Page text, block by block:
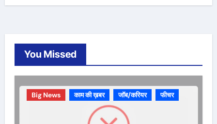
You Missed
Big News काम की ख़बर जॉब/करियर फीचर